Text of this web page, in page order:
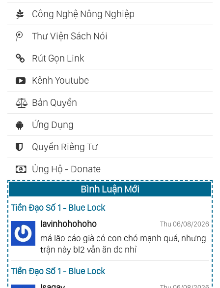
Công Nghệ Nông Nghiệp
Thư Viện Sách Nói
Rút Gọn Link
Kênh Youtube
Bản Quyền
Ứng Dụng
Quyền Riêng Tư
Ủng Hộ - Donate
Bình Luận Mới
Tiền Đạo Số 1 - Blue Lock
lavinhohohoho
Thu 06/08/2026
má lão cáo già có con chó mạnh quá, nhưng
trận này bl2 vẫn ăn đc nhỉ
Tiền Đạo Số 1 - Blue Lock